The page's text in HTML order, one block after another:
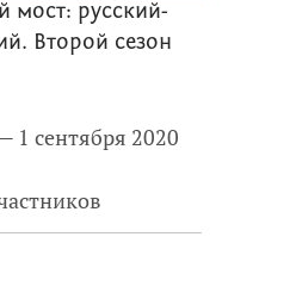
мост: русский-
Второй сезон
1 сентября 2020